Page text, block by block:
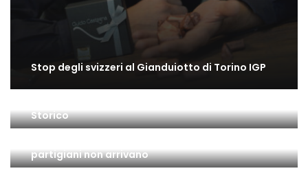
Stop degli svizzeri al Gianduiotto di Torino IGP
Storico
partigiani non arrivano